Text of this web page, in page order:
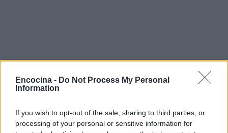
Encocina - Do Not Process My Personal
Information
If you wish to opt-out of the sale, sharing to third parties, or
processing of your personal or sensitive information for